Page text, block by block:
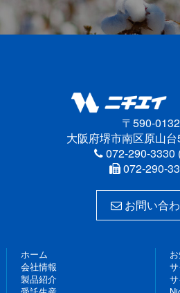
〒590-0132
大阪府堺市南区原山
072-290-3330
072-290-
お問い合
ホーム
会社情報
製品紹介